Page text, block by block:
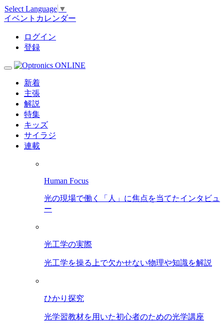
Select Language ▼
イベントカレンダー
ログイン
登録
新着
主張
解説
特集
キッズ
サイラジ
連載
Human Focus
光の現場で働く「人」に焦点を当てたインタビュ
ー
光工学の実際
光工学を操る上で欠かせない物理や知識を解説
ひかり探究
光学習教材を用いた初心者のための光学講座